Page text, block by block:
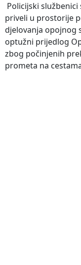
Policijski
priveli u prostorije
djelovanja opojnog
optužni prijedlog
zbog počinjenih
prometa na